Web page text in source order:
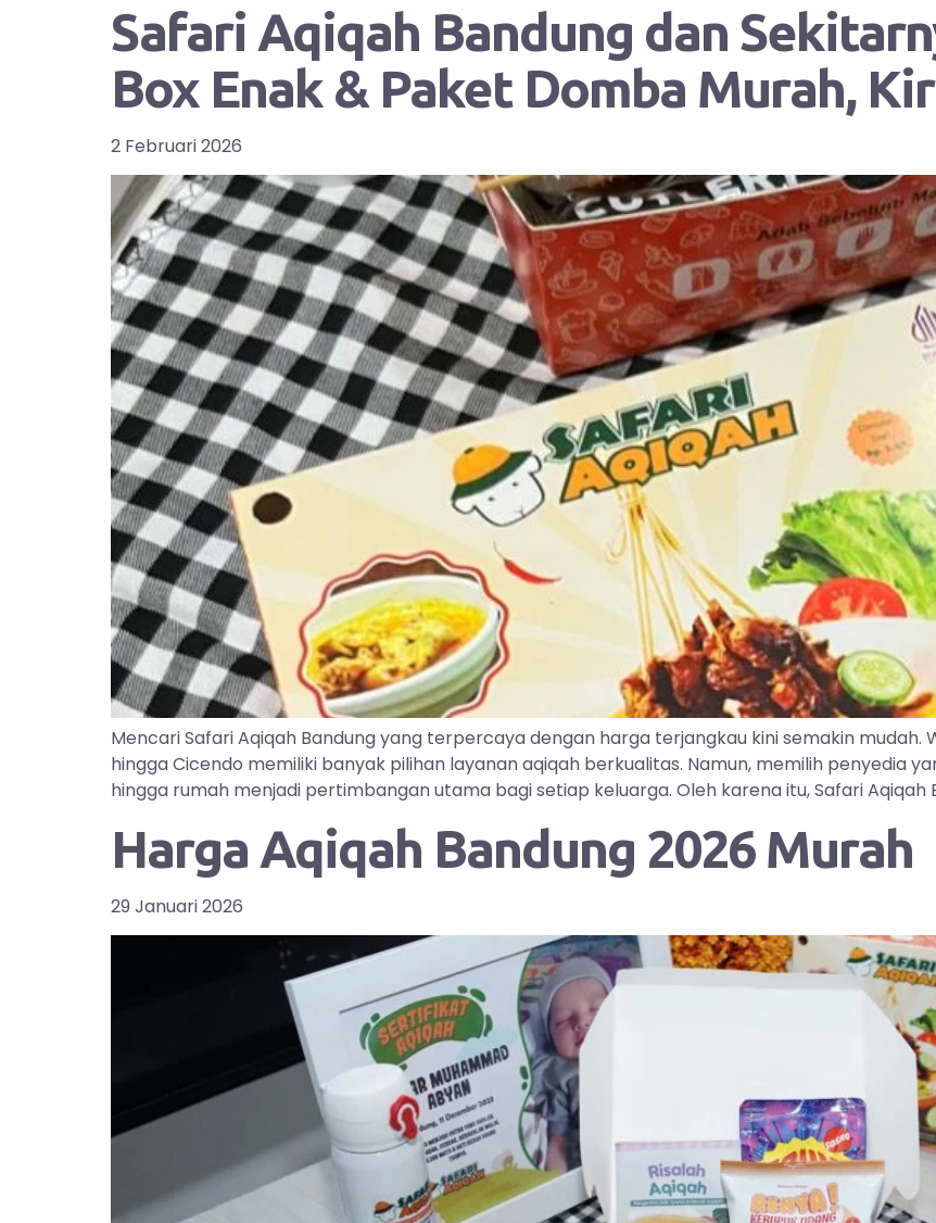
Safari Aqiqah Bandung dan
Box Enak & Paket Domba Murah,
2 Februari 2026
Mencari Safari Aqiqah Bandung yang terpercaya dengan harga terjangkau kini semakin mudah.
hingga Cicendo memiliki banyak pilihan layanan aqiqah berkualitas. Namun, memilih penyedia
hingga rumah menjadi pertimbangan utama bagi setiap keluarga. Oleh karena itu, Safari Aqiqah
Harga Aqiqah Bandung 2026 Murah
29 Januari 2026